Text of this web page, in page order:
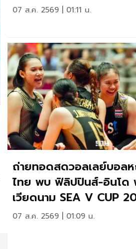
07 ส.ค. 2569 | 01:11 น.
ถ่ายทอดสดวอลเลย์บอล
ไทย พบ ฟิลิปปินส์-อินโด
เวียดนาม SEA V CUP
07 ส.ค. 2569 | 01:09 น.